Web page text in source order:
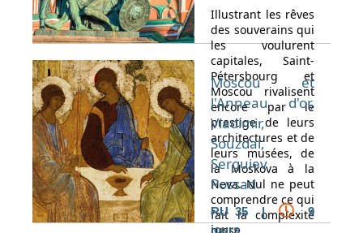
Illustrant les rêves
des souverains qui
les voulurent
capitales, Saint-
Pétersbourg et
Moscou rivalisent
encore par le
prestige de leurs
architectures et de
leurs musées, de
la Moskova à la
Neva. Nul ne peut
comprendre ce qui
fait la complexité
Moscou et
l'Anneau d'or,
Vladimir,
Souzdal,
Serguiev
Possad
RU 35 |
9
jours